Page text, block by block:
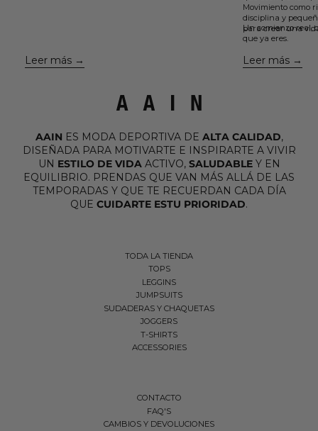
Leer más
Movimiento como
disciplina y
para crear una
Un comienzo real,
que ya eres.
Leer más
AAIN ES MODA DEPORTIVA DE ALTA CALIDAD,
DISEÑADA PARA MOTIVARTE E INSPIRARTE A VIVIR
UN ESTILO DE VIDA ACTIVO, SALUDABLEY EN
EQUILIBRIO. PRENDAS QUE VAN MÁS ALLÁ DE LAS
TEMPORADAS Y QUE TE RECUERDAN CADA DÍA
QUE CUIDARTE ESTU PRIORIDAD.
TODA LA TIENDA
TOPS
LEGGINS
JUMPSUITS
SUDADERAS Y CHAQUETAS
JOGGERS
T-SHIRTS
ACCESSORIES
CONTACTO
FAQ'S
CAMBIOS Y DEVOLUCIONES